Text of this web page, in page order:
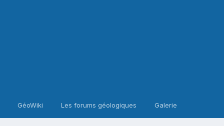
GéoWiki Les forums géologiques Galerie